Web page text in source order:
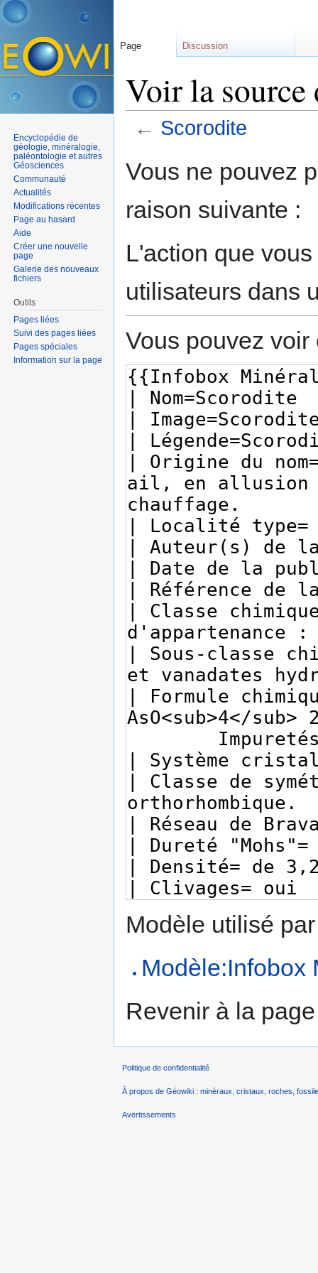
Voir la source
← Scorodite
Vous ne pouvez
raison suivante :
L'action que
utilisateurs dans
Vous pouvez
Modèle utilisé
Modèle:Infobox
Revenir à la
Page Discussion
Encyclopédie de
géologie, minéralogie,
paléontologie et autres
Géosciences
Communauté
Actualités
Modifications récentes
Page au hasard
Aide
Créer une nouvelle
page
Galerie des nouveaux
fichiers
Outils
Pages liées
Suivi des pages liées
Pages spéciales
Information sur la page
Politique de confidentialité
À propos de Géowiki : minéraux, cristaux, roches,
Avertissements